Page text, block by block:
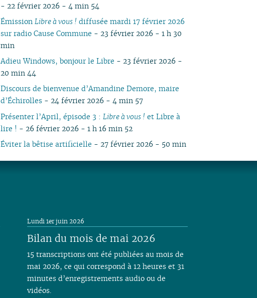
- 22 février 2026 - 4 min 54
ÉmissionLibre à vous ! diffusée mardi 17 février 2026
sur radio Cause Commune - 23 février 2026 - 1 h 30
min
Adieu Windows, bonjour le Libre - 23 février 2026 -
20 min 44
Discours de bienvenue d’Amandine Demore, maire
d’Échirolles - 24 février 2026 - 4 min 57
Présenter l’April, épisode 3 : Libre à vous ! et Libre à
lire ! - 26 février 2026 - 1 h 16 min 52
Éviter la bêtise artificielle - 27 février 2026 - 50 min
Bilan du mois de mai 2026
Lundi 1er juin 2026
15 transcriptions ont été publiées au mois de
mai 2026, ce qui correspond à 12 heures et 31
minutes d’enregistrements audio ou de
vidéos.